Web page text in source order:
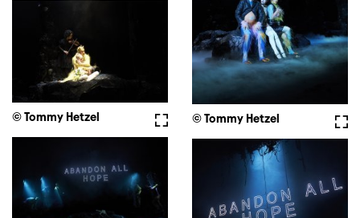
© Tommy Hetzel
Fullscreen
© Tommy Hetzel